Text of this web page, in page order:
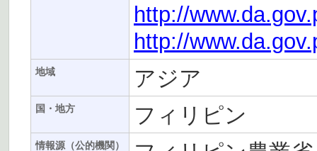
http://
http://
地域 アジア
国・地方 フィリピン
情報源（公的機関）